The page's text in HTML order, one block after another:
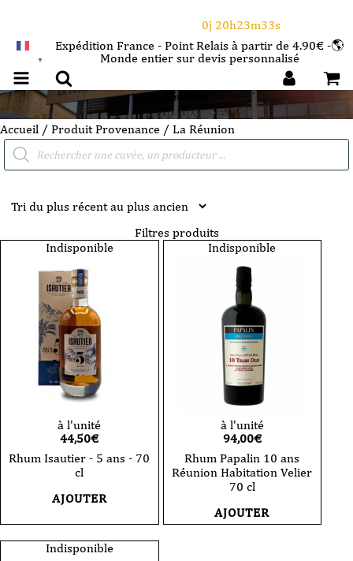
0j 20h23m32s
▼
Expédition France - Point Relais à partir de 4.90€ -🌎
Monde entier sur devis personnalisé
La Réunion
Accueil / Produit Provenance / La Réunion
Recherche
Filtres produits
Indisponible
à l'unité
44,50€
Rhum Isautier - 5 ans - 70
cl
AJOUTER
Indisponible
à l'unité
94,00€
Rhum Papalin 10 ans
Réunion Habitation Velier
70 cl
AJOUTER
Indisponible